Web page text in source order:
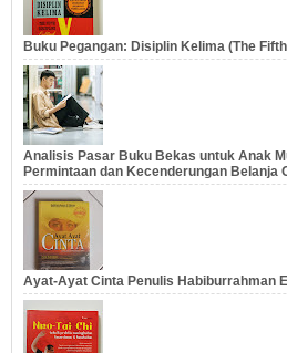
Buku Pegangan: Disiplin Kelima (The
Analisis Pasar Buku Bekas untuk Anak
Permintaan dan Kecenderungan Belanja
Ayat-Ayat Cinta Penulis Habiburrahman